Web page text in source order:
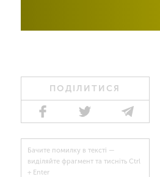
ПОДІЛИТИСЯ
Бачите помилку в тексті —
виділяйте фрагмент та тисніть Ctrl
+ Enter